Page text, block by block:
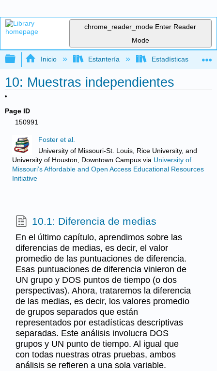
chrome_reader_mode Enter Reader
Mode
Expandir/contraer jerarquía global
Inicio Estantería Estadísticas
10: Muestras independientes
Page ID
150991
Foster et al.
University of Missouri-St. Louis, Rice University, and
University of Houston, Downtown Campusvia University of
Missouri’s Affordable and Open Access Educational Resources
Initiative
10.1: Diferencia de medias
En el último capítulo, aprendimos sobre las
diferencias de medias, es decir, el valor
promedio de las puntuaciones de diferencia.
Esas puntuaciones de diferencia vinieron de
UN grupo y DOS puntos de tiempo (o dos
perspectivas). Ahora, trataremos la diferencia
de las medias, es decir, los valores promedio
de grupos separados que están
representados por estadísticas descriptivas
separadas. Este análisis involucra DOS
grupos y UN punto de tiempo. Al igual que
con todas nuestras otras pruebas, ambos
análisis se refieren a una sola variable.